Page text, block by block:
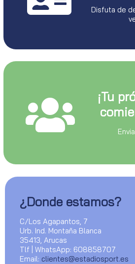
Disfuta de
¡Tu
¿Donde estamos?
C/Los Agapantos, 7
Urb. Ind. Montaña Blanca
35413, Arucas
Tlf | WhatsApp: 608858707
Email: clientes@estadiosport.es